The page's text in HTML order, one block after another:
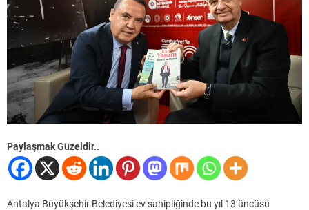
Paylaşmak Güzeldir..
Antalya Büyükşehir Belediyesi ev sahipliğinde bu yıl 13’üncüsü